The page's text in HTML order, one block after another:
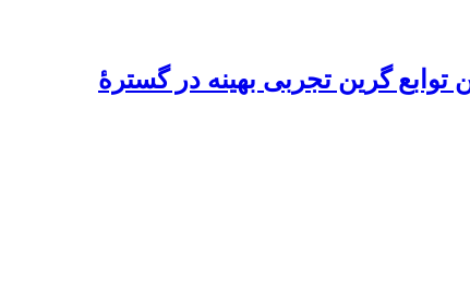
گرین تجربی بهینه در گسترۀ